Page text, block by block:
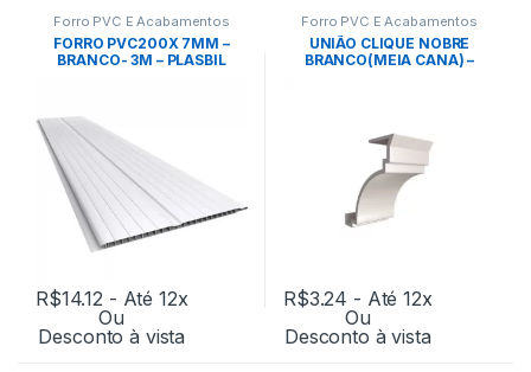
Forro PVC E Acabamentos
FORRO PVC200X 7MM –
BRANCO- 3M – PLASBIL
R$14.12 - Até 12x
Ou
Desconto à vista
Forro PVC E Acabamentos
UNIÃO CLIQUE NOBRE
BRANCO(MEIA CANA) –
R$3.24 - Até 12x
Ou
Desconto à vista